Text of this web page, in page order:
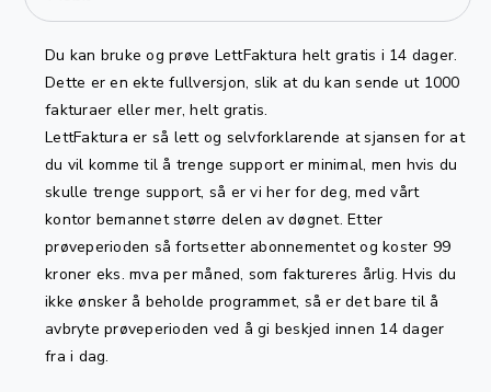
Du kan bruke og prøve LettFaktura helt gratis i 14 dager.
Dette er en ekte fullversjon, slik at du kan sende ut 1000
fakturaer eller mer, helt gratis.
LettFaktura er så lett og selvforklarende at sjansen for at
du vil komme til å trenge support er minimal, men hvis du
skulle trenge support, så er vi her for deg, med vårt
kontor bemannet større delen av døgnet. Etter
prøveperioden så fortsetter abonnementet og koster 99
kroner eks. mva per måned, som faktureres årlig. Hvis du
ikke ønsker å beholde programmet, så er det bare til å
avbryte prøveperioden ved å gi beskjed innen 14 dager
fra i dag.